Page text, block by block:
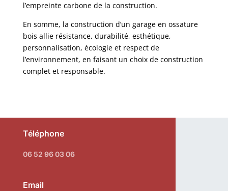
l’empreinte carbone de la construction.
En somme, la construction d’un garage en ossature
bois allie résistance, durabilité, esthétique,
personnalisation, écologie et respect de
l’environnement, en faisant un choix de construction
complet et responsable.
Téléphone
06 52 96 03 06
Email